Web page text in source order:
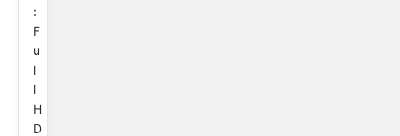
:
F
u
l
l
H
D